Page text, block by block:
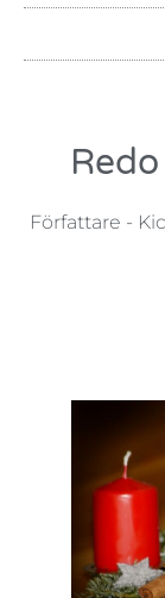
Författare -